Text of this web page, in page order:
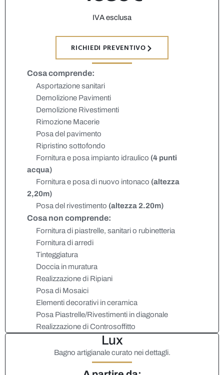
IVA esclusa
RICHIEDI PREVENTIVO
Cosa comprende:
Asportazione sanitari
Demolizione Pavimenti
Demolizione Rivestimenti
Rimozione Macerie
Posa del pavimento
Ripristino sottofondo
Fornitura e posa impianto idraulico (4 punti
acqua)
Fornitura e posa di nuovo intonaco (altezza
2,20m)
Posa del rivestimento (altezza 2.20m)
Cosa non comprende:
Fornitura di piastrelle, sanitari o rubinetteria
Fornitura di arredi
Tinteggiatura
Doccia in muratura
Realizzazione di Ripiani
Posa di Mosaici
Elementi decorativi in ceramica
Posa Piastrelle/Rivestimenti in diagonale
Realizzazione di Controsoffitto
Lux
Bagno artigianale curato nei dettagli.